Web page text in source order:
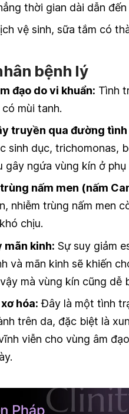
thời gian dài dẫn
vệ sinh, sữa tắm có
bệnh lý
đạo do vi khuẩn: Tình
mùi tanh.
truyền qua đường
sinh dục, trichomonas,
gây ngứa vùng kín ở phụ
nấm men (nấm
nhiễm trùng nấm men
chịu.
mãn kinh: Sự suy giảm
và mãn kinh sẽ khiến
mà vùng kín cũng dễ
hóa: Đây là một tình
trên da, đặc biệt là
viễn cho vùng âm